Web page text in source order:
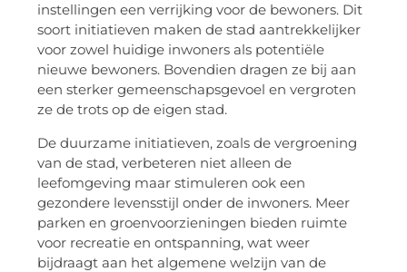
instellingen een verrijking voor de bewoners. Dit
soort initiatieven maken de stad aantrekkelijker
voor zowel huidige inwoners als potentiële
nieuwe bewoners. Bovendien dragen ze bij aan
een sterker gemeenschapsgevoel en vergroten
ze de trots op de eigen stad.
De duurzame initiatieven, zoals de vergroening
van de stad, verbeteren niet alleen de
leefomgeving maar stimuleren ook een
gezondere levensstijl onder de inwoners. Meer
parken en groenvoorzieningen bieden ruimte
voor recreatie en ontspanning, wat weer
bijdraagt aan het algemene welzijn van de